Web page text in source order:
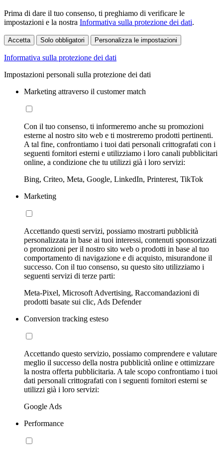
Prima di dare il tuo consenso, ti preghiamo di verificare le
impostazioni e la nostra Informativa sulla protezione dei dati.
Accetta Solo obbligatori Personalizza le impostazioni
Informativa sulla protezione dei dati
Impostazioni personali sulla protezione dei dati
Marketing attraverso il customer match
Con il tuo consenso, ti informeremo anche su promozioni
esterne al nostro sito web e ti mostreremo prodotti pertinenti.
A tal fine, confrontiamo i tuoi dati personali crittografati con i
seguenti fornitori esterni e utilizziamo i loro canali pubblicitari
online, a condizione che tu utilizzi già i loro servizi:
Bing, Criteo, Meta, Google, LinkedIn, Printerest, TikTok
Marketing
Accettando questi servizi, possiamo mostrarti pubblicità
personalizzata in base ai tuoi interessi, contenuti sponsorizzati
o promozioni per il nostro sito web o prodotti in base al tuo
comportamento di navigazione e di acquisto, misurandone il
successo. Con il tuo consenso, su questo sito utilizziamo i
seguenti servizi di terze parti:
Meta-Pixel, Microsoft Advertising, Raccomandazioni di
prodotti basate sui clic, Ads Defender
Conversion tracking esteso
Accettando questo servizio, possiamo comprendere e valutare
meglio il successo della nostra pubblicità online e ottimizzare
la nostra offerta pubblicitaria. A tale scopo confrontiamo i tuoi
dati personali crittografati con i seguenti fornitori esterni se
utilizzi già i loro servizi:
Google Ads
Performance